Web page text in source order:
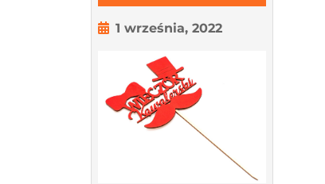
zrobić
topper
na
tort?
Dodaj
odrobinę
sztuki
1 września, 20221